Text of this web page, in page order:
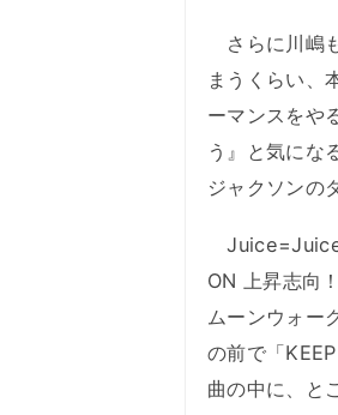
さらに川嶋
まうくらい、
ーマンスをや
う』と気にな
ジャクソンの
Juice=Juice
ON 上昇志向
ムーンウォー
の前で「
曲の中に、と